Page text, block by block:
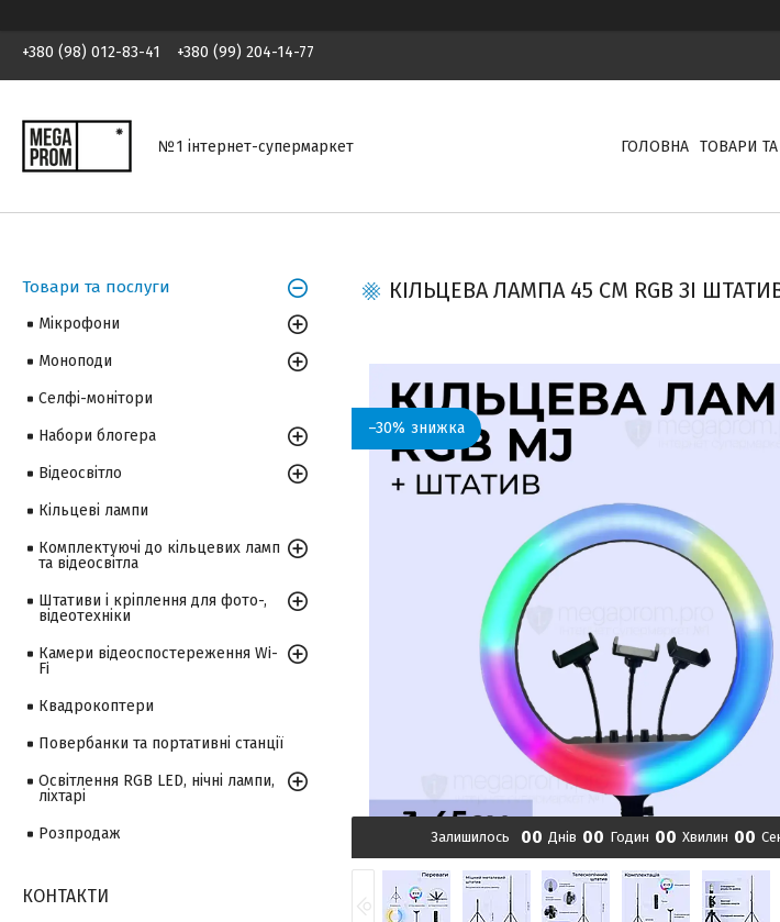
+380 (98) 012-83-41 +380 (99) 204-14-77
№1 інтернет-супермаркет ГОЛОВНА ТОВАРИ
КІЛЬЦЕВА ЛАМПА 45 СМ RGB ЗІ
–30%
Залишилось 00 Днів 00 Годин 00 Хвилин 00
Товари та послуги
Мікрофони
Моноподи
Селфі-монітори
Набори блогера
Відеосвітло
Кільцеві лампи
Комплектуючі до кільцевих ламп
та відеосвітла
Штативи і кріплення для фото-,
відеотехніки
Камери відеоспостереження Wi-
Fi
Квадрокоптери
Повербанки та портативні станції
Освітлення RGB LED, нічні лампи,
ліхтарі
Розпродаж
КОНТАКТИ